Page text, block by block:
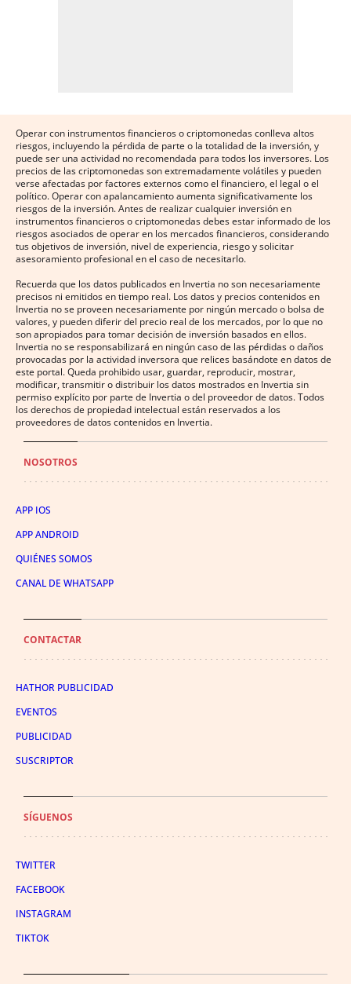
Operar con instrumentos financieros o criptomonedas conlleva altos
riesgos, incluyendo la pérdida de parte o la totalidad de la inversión, y
puede ser una actividad no recomendada para todos los inversores. Los
precios de las criptomonedas son extremadamente volátiles y pueden
verse afectadas por factores externos como el financiero, el legal o el
político. Operar con apalancamiento aumenta significativamente los
riesgos de la inversión. Antes de realizar cualquier inversión en
instrumentos financieros o criptomonedas debes estar informado de los
riesgos asociados de operar en los mercados financieros, considerando
tus objetivos de inversión, nivel de experiencia, riesgo y solicitar
asesoramiento profesional en el caso de necesitarlo.
Recuerda que los datos publicados en Invertia no son necesariamente
precisos ni emitidos en tiempo real. Los datos y precios contenidos en
Invertia no se proveen necesariamente por ningún mercado o bolsa de
valores, y pueden diferir del precio real de los mercados, por lo que no
son apropiados para tomar decisión de inversión basados en ellos.
Invertia no se responsabilizará en ningún caso de las pérdidas o daños
provocadas por la actividad inversora que relices basándote en datos de
este portal. Queda prohibido usar, guardar, reproducir, mostrar,
modificar, transmitir o distribuir los datos mostrados en Invertia sin
permiso explícito por parte de Invertia o del proveedor de datos. Todos
los derechos de propiedad intelectual están reservados a los
proveedores de datos contenidos en Invertia.
NOSOTROS
APP IOS
APP ANDROID
QUIÉNES SOMOS
CANAL DE WHATSAPP
CONTACTAR
HATHOR PUBLICIDAD
EVENTOS
PUBLICIDAD
SUSCRIPTOR
SÍGUENOS
TWITTER
FACEBOOK
INSTAGRAM
TIKTOK